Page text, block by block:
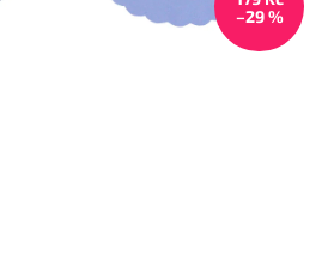
–29 %